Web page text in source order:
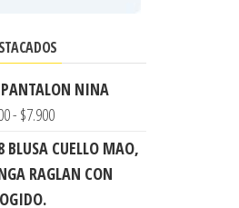
NINA
- $7.900Rango
de
precios:
BLUSA CUELLO MAO,
RAGLAN CON